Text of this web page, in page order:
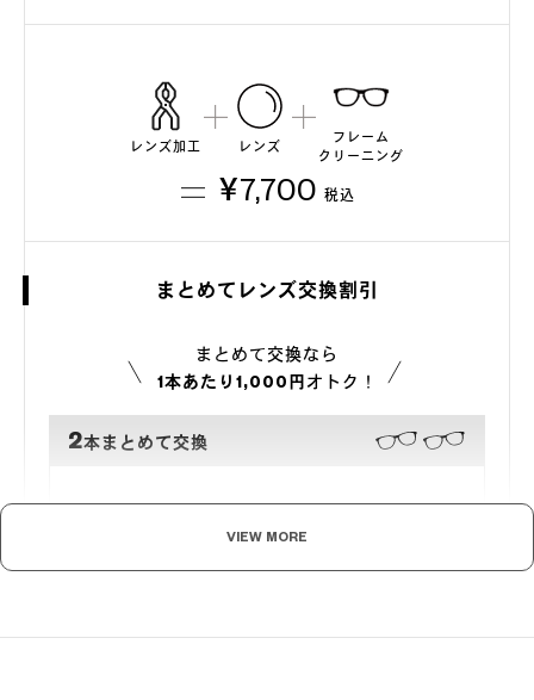
レンズ加工 レンズ
フレーム
クリーニング
¥7,700 税込
まとめてレンズ交換割引
まとめて交換なら
1本あたり1,000円 オトク！
2本まとめて交換
¥15,400 ¥13,400
3
VIEW MORE